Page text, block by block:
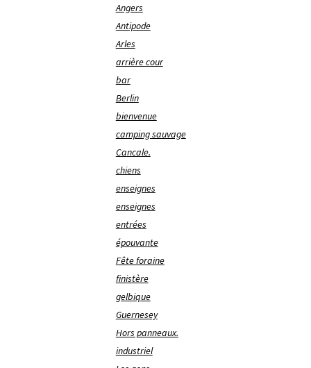
Angers
Antipode
Arles
arrière cour
bar
Berlin
bienvenue
camping sauvage
Cancale.
chiens
enseignes
enseignes
entrées
épouvante
Fête foraine
finistère
gelbique
Guernesey
Hors panneaux.
industriel